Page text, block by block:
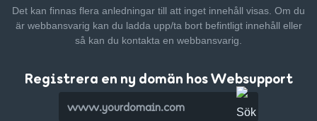
Det kan finnas flera anledningar till att inget innehåll visas. Om du
är webbansvarig kan du ladda upp/ta bort befintligt innehåll eller
så kan du kontakta en webbansvarig.
Registrera en ny domän hos Websupport